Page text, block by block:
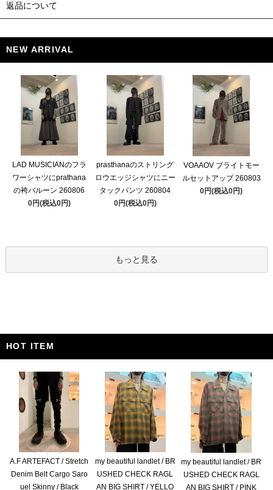
返品について
NEW ARRIVAL
LAD MUSICIANのフラ
ワーシャツにprathana
の袴バルーン 260806
0円(税込0円)
prasthanaのストリング
ロウエッジシャツにニー
タックパンツ 260804
0円(税込0円)
VOAAOV ブライトモー
ルセットアップ 260803
0円(税込0円)
もっと見る
HOT ITEM
A.F ARTEFACT / Stretch
Denim Belt Cargo Saro
uel Skinny / Black
my beautiful landlet / BR
USHED CHECK RAGL
AN BIG SHIRT / YELLO
my beautiful landlet / BR
USHED CHECK RAGL
AN BIG SHIRT / PINK